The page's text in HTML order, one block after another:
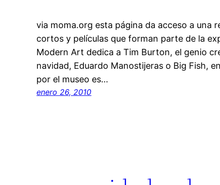
via moma.org esta página da acceso a una
cortos y películas que forman parte de la
Modern Art dedica a Tim Burton, el genio
navidad, Eduardo Manostijeras o Big Fish,
por el museo es…
enero 26, 2010